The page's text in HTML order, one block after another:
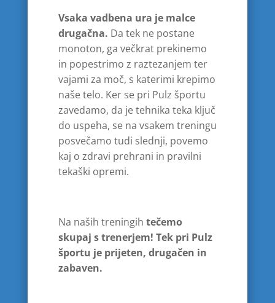
Vsaka vadbena ura je malce
drugačna. Da tek ne postane
monoton, ga večkrat prekinemo
in popestrimo z raztezanjem ter
vajami za moč, s katerimi krepimo
naše telo. Ker se pri Pulz športu
zavedamo, da je tehnika teka ključ
do uspeha, se na vsakem treningu
posvečamo tudi slednji, povemo
kaj o zdravi prehrani in pravilni
tekaški opremi.
Na naših treningih tečemo
skupaj s trenerjem! Tek pri Pulz
športu je prijeten, drugačen in
zabaven.